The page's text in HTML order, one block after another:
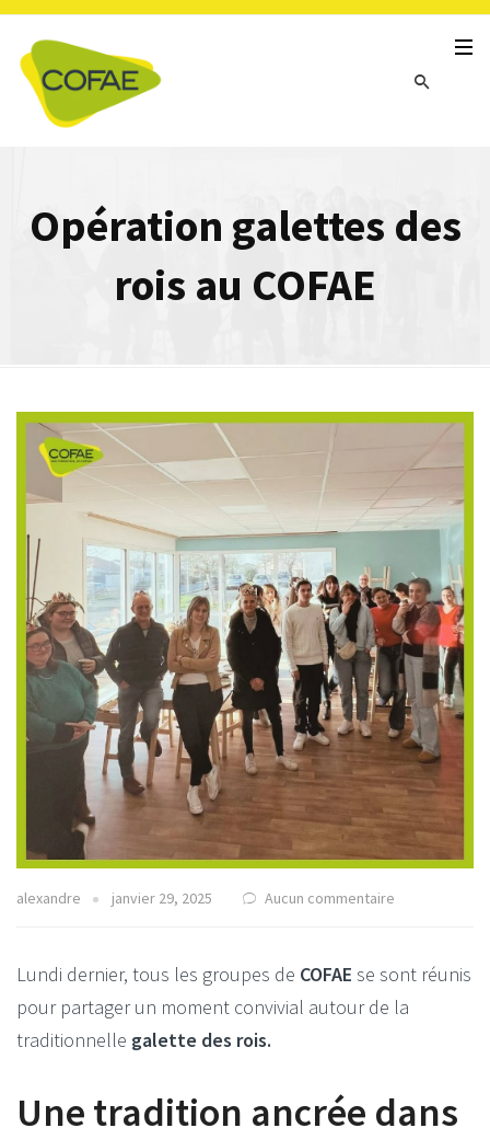
Opération galettes des
rois au COFAE
alexandre janvier 29, 2025 Aucun commentaire
Lundi dernier, tous les groupes de COFAE se sont réunis
pour partager un moment convivial autour de la
traditionnelle galette des rois.
Une tradition ancrée dans